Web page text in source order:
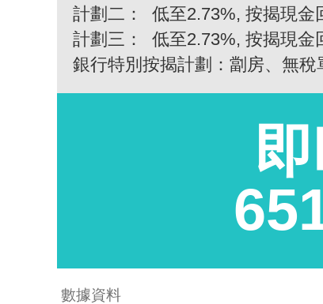
計劃二：
低至2.73%, 按揭現金
計劃三：
低至2.73%, 按揭現金
銀行特別按揭計劃：劏房、無
數據資料